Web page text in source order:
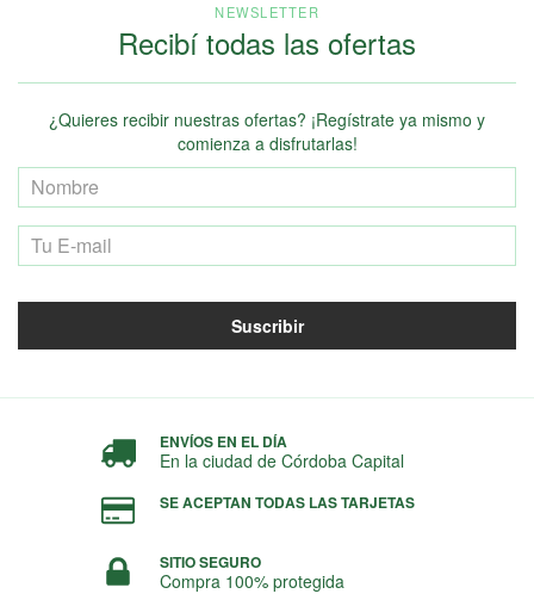
NEWSLETTER
Recibí todas las ofertas
¿Quieres recibir nuestras ofertas? ¡Regístrate ya mismo y
comienza a disfrutarlas!
ENVÍOS EN EL DÍA
En la ciudad de Córdoba Capital
SE ACEPTAN TODAS LAS TARJETAS
SITIO SEGURO
Compra 100% protegida